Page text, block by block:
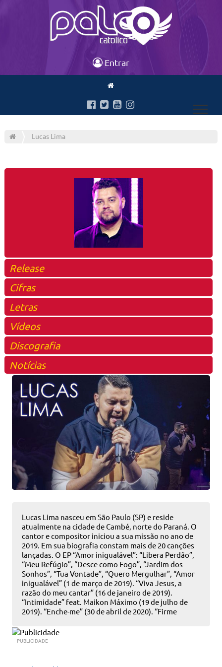
Entrar
Lucas Lima
Release
Cifras
Letras
Vídeos
Discografia
Notícias
Lucas Lima nasceu em São Paulo (SP) e reside
atualmente na cidade de Cambé, norte do Paraná. O
cantor e compositor iniciou a sua missão no ano de
2019. Em sua biografia constam mais de 20 canções
lançadas. O EP “Amor inigualável”: “Libera Perdão”,
“Meu Refúgio”, “Desce como Fogo”, “Jardim dos
Sonhos”, “Tua Vontade”, “Quero Mergulhar”, “Amor
inigualável” (1 de março de 2019). “Viva Jesus, a
razão do meu cantar” (16 de janeiro de 2019).
“Intimidade” feat. Maikon Máximo (19 de julho de
2019). “Enche-me” (30 de abril de 2020). “Firme
Semelhança” (13 de outubro de 2020). “Intercessão”
(26 de junho de 2020). “Meu Refúgio Ao Vivo” (22 de
PUBLICIDADE